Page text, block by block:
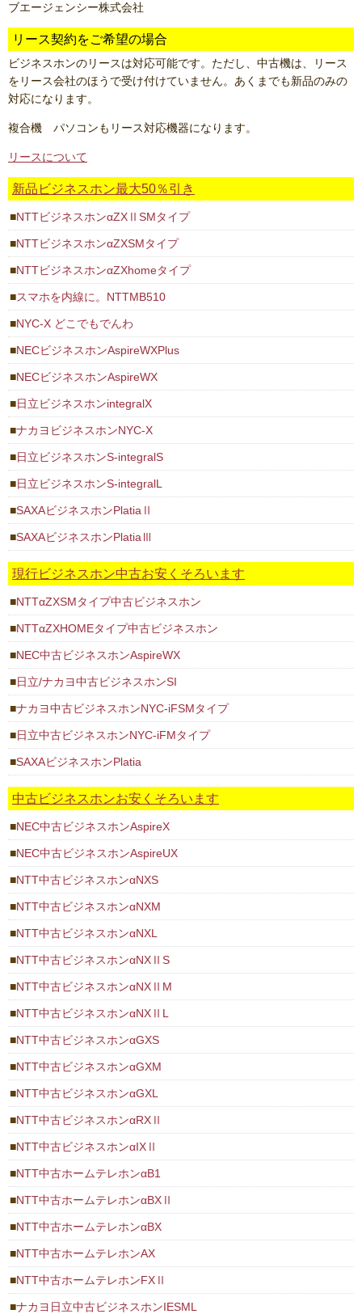
ブエージェンシー株式会社
リース契約をご希望の場合
ビジネスホンのリースは対応可能です。ただし、中古機は、リース
をリース会社のほうで受け付けていません。あくまでも新品のみの
対応になります。
複合機 パソコンもリース対応機器になります。
リースについて
新品ビジネスホン最大50％引き
NTTビジネスホンαZXⅡSMタイプ
NTTビジネスホンαZXSMタイプ
NTTビジネスホンαZXhomeタイプ
スマホを内線に。NTTMB510
NYC-X どこでもでんわ
NECビジネスホンAspireWXPlus
NECビジネスホンAspireWX
日立ビジネスホンintegralX
ナカヨビジネスホンNYC-X
日立ビジネスホンS-integralS
日立ビジネスホンS-integralL
SAXAビジネスホンPlatiaⅡ
SAXAビジネスホンPlatiaⅢ
現行ビジネスホン中古お安くそろいます
NTTαZXSMタイプ中古ビジネスホン
NTTαZXHOMEタイプ中古ビジネスホン
NEC中古ビジネスホンAspireWX
日立/ナカヨ中古ビジネスホンSI
ナカヨ中古ビジネスホンNYC-iFSMタイプ
日立中古ビジネスホンNYC-iFMタイプ
SAXAビジネスホンPlatia
中古ビジネスホンお安くそろいます
NEC中古ビジネスホンAspireX
NEC中古ビジネスホンAspireUX
NTT中古ビジネスホンαNXS
NTT中古ビジネスホンαNXM
NTT中古ビジネスホンαNXL
NTT中古ビジネスホンαNXⅡS
NTT中古ビジネスホンαNXⅡM
NTT中古ビジネスホンαNXⅡL
NTT中古ビジネスホンαGXS
NTT中古ビジネスホンαGXM
NTT中古ビジネスホンαGXL
NTT中古ビジネスホンαRXⅡ
NTT中古ビジネスホンαIXⅡ
NTT中古ホームテレホンαB1
NTT中古ホームテレホンαBXⅡ
NTT中古ホームテレホンαBX
NTT中古ホームテレホンAX
NTT中古ホームテレホンFXⅡ
ナカヨ日立中古ビジネスホンIESML